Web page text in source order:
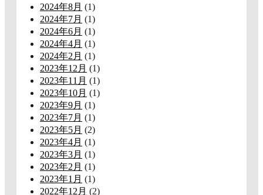
2024年8月 (1)
2024年7月 (1)
2024年6月 (1)
2024年4月 (1)
2024年2月 (1)
2023年12月 (1)
2023年11月 (1)
2023年10月 (1)
2023年9月 (1)
2023年7月 (1)
2023年5月 (2)
2023年4月 (1)
2023年3月 (1)
2023年2月 (1)
2023年1月 (1)
2022年12月 (2)